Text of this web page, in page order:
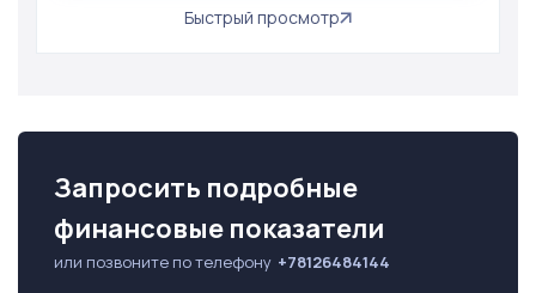
Быстрый просмотр
Запросить подробные
финансовые показатели
или позвоните по телефону +78126484144